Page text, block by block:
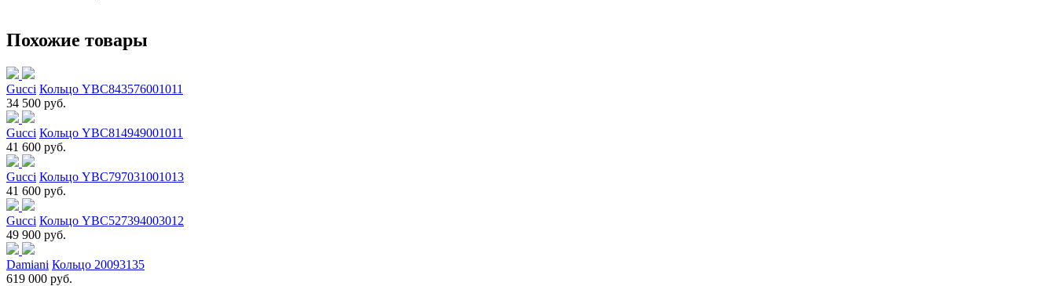
Похожие товары
Gucci Кольцо YBC843576001011
34 500 руб.
Gucci Кольцо YBC814949001011
41 600 руб.
Gucci Кольцо YBC797031001013
41 600 руб.
Gucci Кольцо YBC527394003012
49 900 руб.
Damiani Кольцо 20093135
619 000 руб.